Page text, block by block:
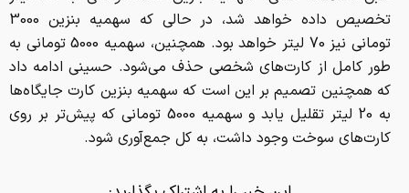
تخصیص داده خواهد شد، در حالی که سهمیه بنزین 3000
تومانی نیز 70 لیتر خواهد بود. همچنین، سهمیه 5000 تومانی به
طور کامل از کارت‌های شخصی حذف می‌شود. حسینی ادامه داد
که همچنین تصمیم بر این است که سهمیه بنزین کارت جایگاه‌ها
به 20 لیتر تقلیل یابد و سهمیه 5000 تومانی که پیش‌تر بر روی
کارت‌های سوخت وجود داشت، به کل جمع‌آوری شود.